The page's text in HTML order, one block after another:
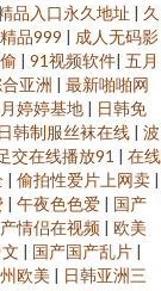
品入口永久地址 | 久
品999 | 成人无码影
| 91视频软件| 五月
亚洲 | 最新啪啪网
婷婷基地 | 日韩免
日韩制服丝袜在线 | 波
交在线播放91 | 在线
| 偷拍性爱片上网卖 |
| 午夜色色爱 | 国产
情侣在视频 | 欧美
| 国产国产乱片 |
欧美 | 日韩亚洲三